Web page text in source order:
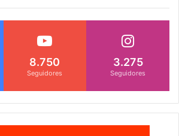
8.750
Seguidores
3.275
Seguidores